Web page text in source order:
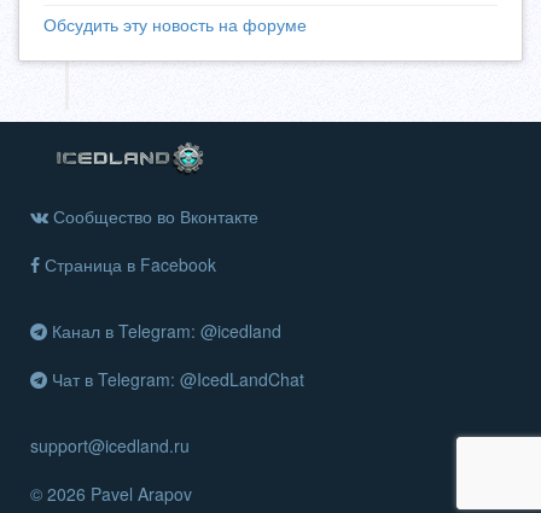
Обсудить эту новость на форуме
Сообщество во Вконтакте
Страница в Facebook
Канал в Telegram: @icedland
Чат в Telegram: @IcedLandChat
support@icedland.ru
© 2026 Pavel Arapov